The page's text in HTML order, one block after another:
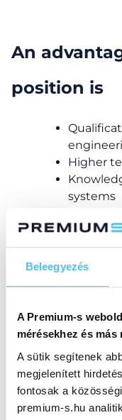
Beleegyezés
A Premium-s
mérésekhez és
A sütik segítenek
megjelenített
fontosak a
premium-s.hu
An
position is
Higher
systems